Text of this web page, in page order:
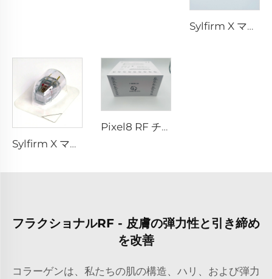
Sylfirm X マイクロニードルRFスキンケア Sylfirm X 交換用チップ XB-49
Sylfirm X マイクロニードルRFチップ Sylfirm X XE-25 カートリッジ（バイオール社製）
Pixel8 RF チップ
フラクショナルRF - 皮膚の弾力性と引き締め
を改善
コラーゲンは、私たちの肌の構造、ハリ、および弾力